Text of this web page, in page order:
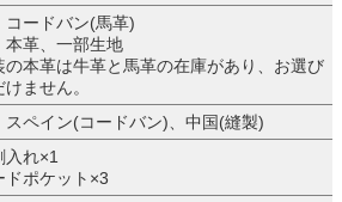
コードバン(馬革)
本革、一部生地
本革は牛革と馬革の在庫があり、お選び
ません。
スペイン(コードバン)、中国(縫製)
入れ×1
ドポケット×3